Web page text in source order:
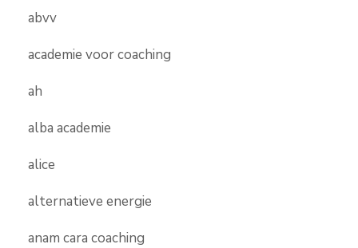
abvv
academie voor coaching
ah
alba academie
alice
alternatieve energie
anam cara coaching